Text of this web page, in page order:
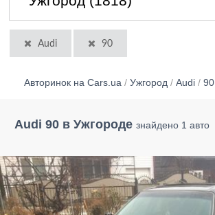
Audi 90
Авторинок на Cars.ua / Ужгород / Audi / 90
Audi 90 в Ужгороде знайдено 1 авто